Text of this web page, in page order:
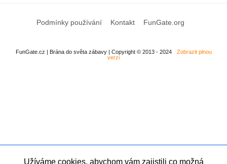
Podmínky používání Kontakt FunGate.org
FunGate.cz | Brána do světa zábavy | Copyright © 2013 - 2024
Zobrazit plnou
verzi
Užíváme cookies, abychom vám zajistili co možná